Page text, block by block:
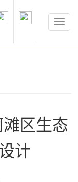
区生态
计